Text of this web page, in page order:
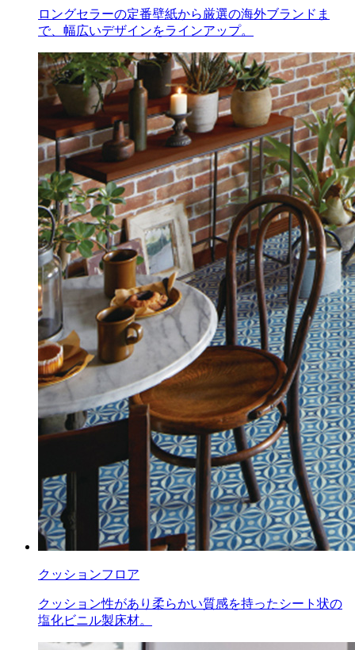
ロングセラーの定番壁紙から厳選の海外ブランドま
で、幅広いデザインをラインアップ。
クッションフロア
クッション性があり柔らかい質感を持ったシート状の
塩化ビニル製床材。